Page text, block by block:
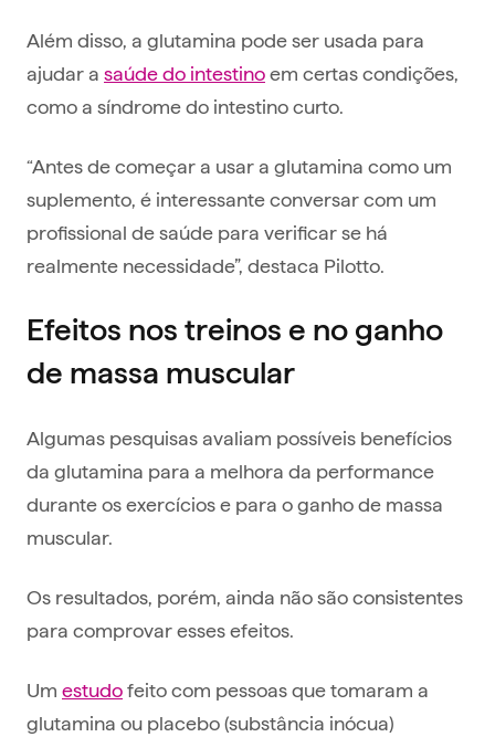
Além disso, a glutamina pode ser usada para
ajudar a saúde do intestinoem certas condições,
como a síndrome do intestino curto.
“Antes de começar a usar a glutamina como um
suplemento, é interessante conversar com um
profissional de saúde para verificar se há
realmente necessidade”, destaca Pilotto.
Efeitos nos treinos e no ganho
de massa muscular
Algumas pesquisas avaliam possíveis benefícios
da glutamina para a melhora da performance
durante os exercícios e para o ganho de massa
muscular.
Os resultados, porém, ainda não são consistentes
para comprovar esses efeitos.
Um estudofeito com pessoas que tomaram a
glutamina ou placebo (substância inócua)